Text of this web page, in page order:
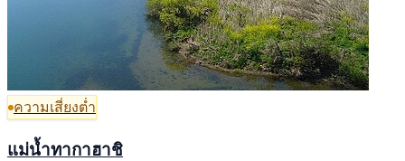
ความเสี่ยงต่ำ
แม่น้ำทากาฮาชิ